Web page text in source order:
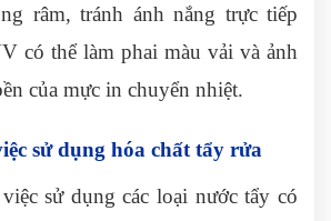
râm, tránh ánh nắng trực tiếp
có thể làm phai màu vải và ảnh
của mực in chuyển nhiệt.
sử dụng hóa chất tẩy rửa
sử dụng các loại nước tẩy có